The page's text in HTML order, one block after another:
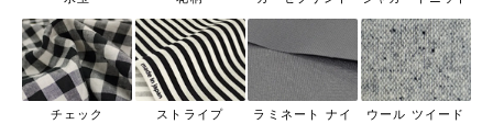
チェック ストライプ
ラミネート ナイ
ウール ツイード